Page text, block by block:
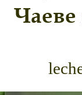
Чаеве